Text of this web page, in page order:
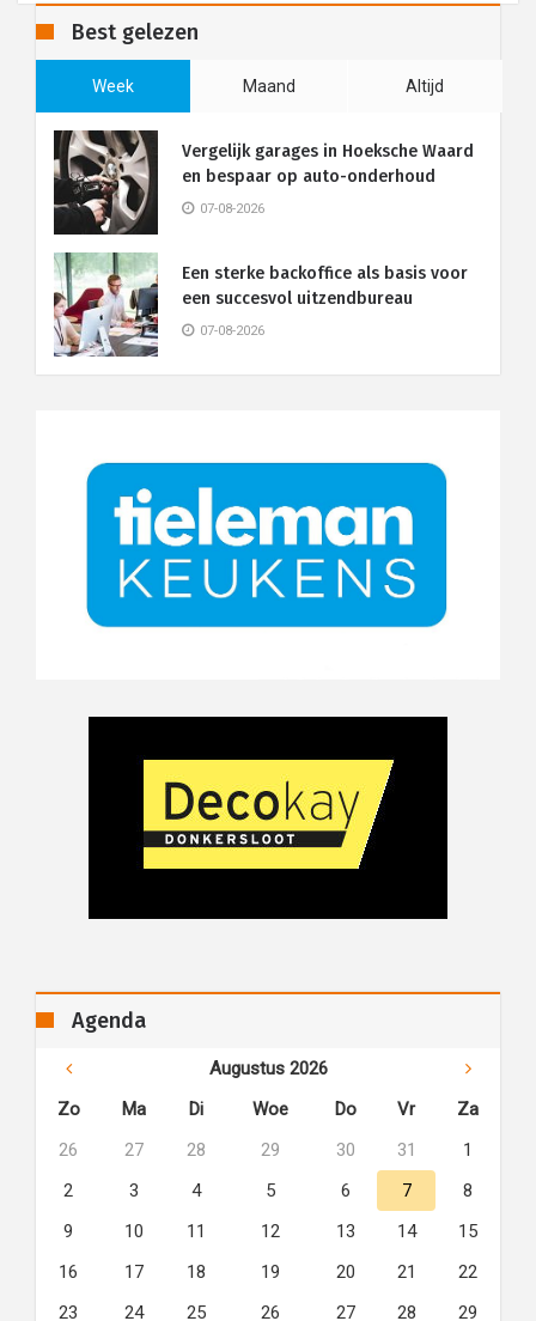
Best gelezen
Week Maand Altijd
Vergelijk garages in Hoeksche Waard
en bespaar op auto-onderhoud
07-08-2026
Een sterke backoffice als basis voor
een succesvol uitzendbureau
07-08-2026
Agenda
Augustus 2026
Zo
Ma Di Woe Do Vr
Za
26
27 28 29 30 31
1
2
3 4 5 6 7
8
9
10 11 12 13 14
15
16
17 18 19 20 21
22
23
24 25 26 27 28 29